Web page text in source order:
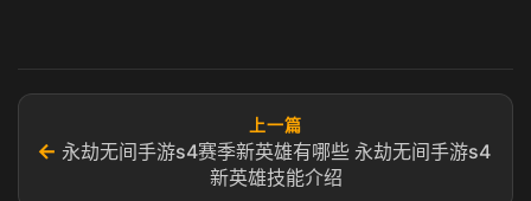
←
上一篇
永劫无间手游s4赛季新英雄有哪些 永劫无间手游s4
新英雄技能介绍